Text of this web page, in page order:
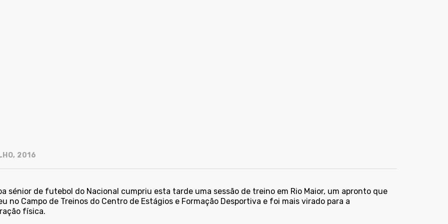
2016
sénior de futebol do Nacional cumpriu esta tarde uma sessão de treino em Rio Maior, um apronto que
no Campo de Treinos do Centro de Estágios e Formação Desportiva e foi mais virado para a
física.